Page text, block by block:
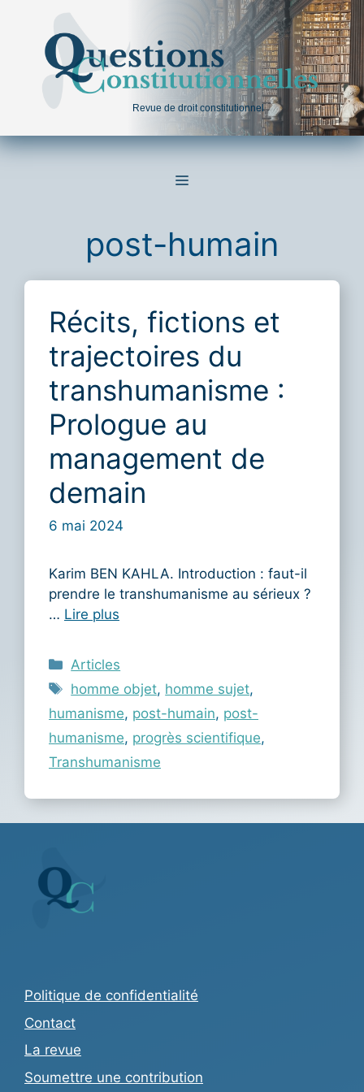
contenu
Revue de droit constitutionnel
MENU
post-humain
Récits, fictions et
trajectoires du
transhumanisme :
Prologue au
management de
demain
6 mai 2024
Karim BEN KAHLA. Introduction : faut-il
prendre le transhumanisme au sérieux ?
… Lire plus
Catégories
Articles
Étiquettes
homme objet, homme sujet,
humanisme, post-humain, post-
humanisme, progrès scientifique,
Transhumanisme
Politique de confidentialité
Contact
La revue
Soumettre une contribution